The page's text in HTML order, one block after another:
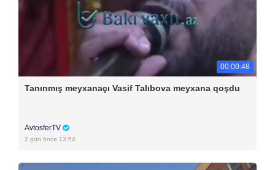
00:00:48
Tanınmış meyxanaçı Vasif Talıbova meyxana qoşdu
AvtosferTV
2 gün öncə 13:54